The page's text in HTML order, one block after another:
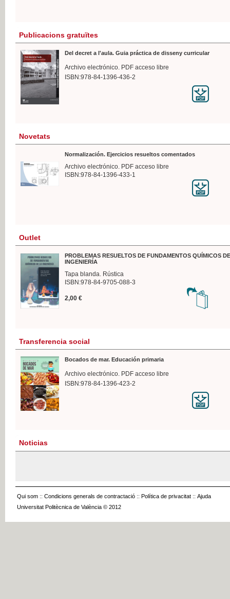
Publicacions gratuïtes
Del decret a l'aula. Guia práctica de disseny curricular
Archivo electrónico. PDF acceso libre
ISBN:978-84-1396-436-2
Novetats
Normalización. Ejercicios resueltos comentados
Archivo electrónico. PDF acceso libre
ISBN:978-84-1396-433-1
Outlet
PROBLEMAS RESUELTOS DE FUNDAMENTOS QUÍMICOS
INGENIERÍA
Tapa blanda. Rústica
ISBN:978-84-9705-088-3
2,00 €
Transferencia social
Bocados de mar. Educación primaria
Archivo electrónico. PDF acceso libre
ISBN:978-84-1396-423-2
Noticias
Qui som :: Condicions generals de contractació :: Política de privacitat :: Ajuda
Universitat Politècnica de València © 2012